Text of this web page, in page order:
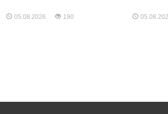
uzadıla biləcəyini açıqlayıb. xəbər verir ki,
bu barədə NASA-nın Yerin aşağı orbit
05.08.2026 190